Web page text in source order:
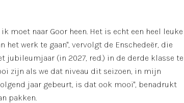
moet naar Goor heen. Het is echt een heel leuke
werk te gaan", vervolgt de Enschedeër, die
jubileumjaar (in 2027, red.) in de derde klasse te
zijn als we dat niveau dit seizoen, in mijn
jaar gebeurt, is dat ook mooi", benadrukt
pakken.